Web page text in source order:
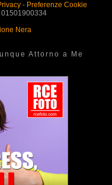
- Preferenze Cookie
01501900334
Nera
Attorno a Me